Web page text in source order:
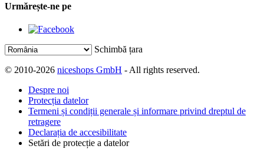
Urmărește-ne pe
Schimbă țara
© 2010-2026 niceshops GmbH - All rights reserved.
Despre noi
Protecția datelor
Termeni și condiții generale și informare privind dreptul de
retragere
Declarația de accesibilitate
Setări de protecție a datelor